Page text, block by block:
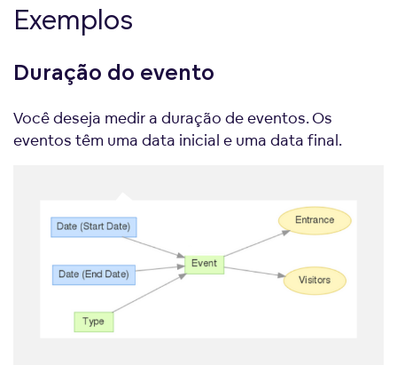
Exemplos
Duração do evento
Você deseja medir a duração de eventos. Os
eventos têm uma data inicial e uma data final.